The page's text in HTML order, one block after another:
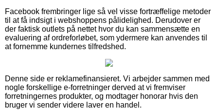
Facebook frembringer lige så vel visse fortræffelige metoder
til at få indsigt i webshoppens pålidelighed. Derudover er
der faktisk outlets på nettet hvor du kan sammensætte en
evaluering af ordreforløbet, som ydermere kan anvendes til
at fornemme kundernes tilfredshed.
Denne side er reklamefinansieret. Vi arbejder sammen med
nogle forskellige e-forretninger derved at vi fremviser
forretningernes produkter, og modtager honorar hvis den
bruger vi sender videre laver en handel.